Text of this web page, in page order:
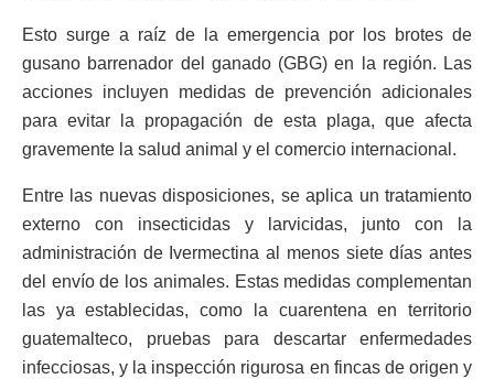
Esto surge a raíz de la emergencia por los brotes de
gusano barrenador del ganado (GBG) en la región. Las
acciones incluyen medidas de prevención adicionales
para evitar la propagación de esta plaga, que afecta
gravemente la salud animal y el comercio internacional.
Entre las nuevas disposiciones, se aplica un tratamiento
externo con insecticidas y larvicidas, junto con la
administración de Ivermectina al menos siete días antes
del envío de los animales. Estas medidas complementan
las ya establecidas, como la cuarentena en territorio
guatemalteco, pruebas para descartar enfermedades
infecciosas, y la inspección rigurosa en fincas de origen y